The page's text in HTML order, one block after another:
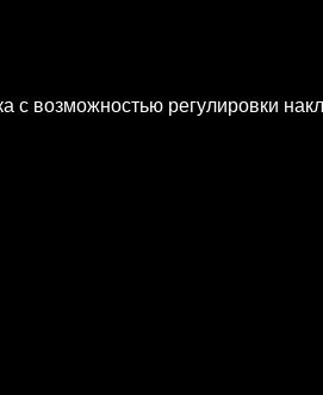
с возможностью регулировки